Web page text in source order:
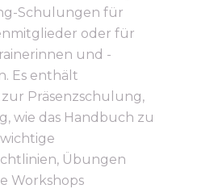
Schulungen für
oder für
und -
Es enthält
Präsenzschulung,
wie das Handbuch zu
Übungen
Workshops